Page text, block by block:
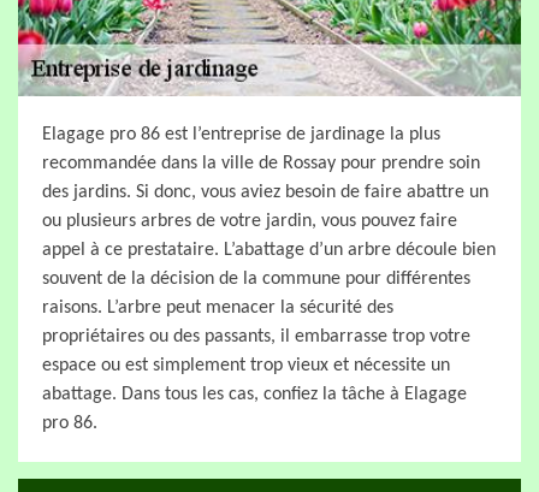
Elagage pro 86 est l’entreprise de jardinage la plus
recommandée dans la ville de Rossay pour prendre soin
des jardins. Si donc, vous aviez besoin de faire abattre un
ou plusieurs arbres de votre jardin, vous pouvez faire
appel à ce prestataire. L’abattage d’un arbre découle bien
souvent de la décision de la commune pour différentes
raisons. L’arbre peut menacer la sécurité des
propriétaires ou des passants, il embarrasse trop votre
espace ou est simplement trop vieux et nécessite un
abattage. Dans tous les cas, confiez la tâche à Elagage
pro 86.